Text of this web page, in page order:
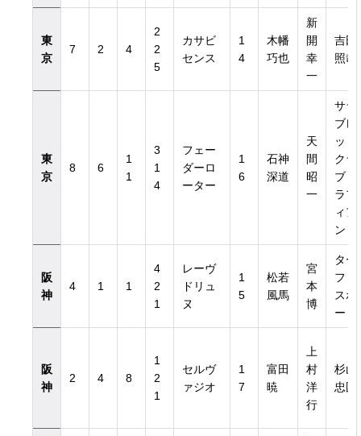
東
京
7 2 4
2
2
5
カサビ
センス
1
4
木幡
巧也
新
開
幸
一
吉田
照哉
東
京
8 6
1
1
3
1
4
フェー
ダーロ
ーター
1
6
石神
深道
天
間
昭
一
サラ
ブレ
ッド
クラ
ブ・
ラフ
ィア
ン
阪
神
4 1 1
4
2
1
レーヴ
ドリュ
ヌ
1
5
松若
風馬
宮
本
博
ター
フ・
スポ
ート
阪
神
2 4 8
1
2
1
セルヴ
ァジオ
1
7
富田
暁
上
村
洋
行
杉山
忠国